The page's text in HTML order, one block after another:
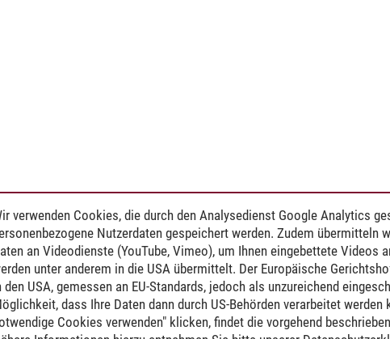
verwenden Cookies, die durch den Analysedienst Google Analytics
Nutzerdaten gespeichert werden. Zudem übermitteln
an Videodienste (YouTube, Vimeo), um Ihnen eingebettete Videos
unter anderem in die USA übermittelt. Der Europäische
den USA, gemessen an EU-Standards, jedoch als unzureichend
dass Ihre Daten dann durch US-Behörden verarbeitet werden
Cookies verwenden" klicken, findet die vorgehend